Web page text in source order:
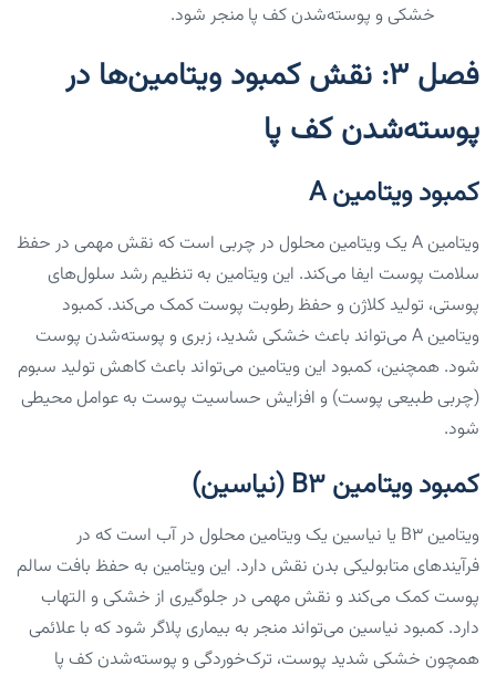
خشکی و پوسته‌شدن کف پا منجر شود.
فصل ۳: نقش کمبود ویتامین‌ها در
پوسته‌شدن کف پا
کمبود ویتامین A
ویتامین A یک ویتامین محلول در چربی است که نقش مهمی در حفظ
سلامت پوست ایفا می‌کند. این ویتامین به تنظیم رشد سلول‌های
پوستی، تولید کلاژن و حفظ رطوبت پوست کمک می‌کند. کمبود
ویتامین A می‌تواند باعث خشکی شدید، زبری و پوسته‌شدن پوست
شود. همچنین، کمبود این ویتامین می‌تواند باعث کاهش تولید سبوم
(چربی طبیعی پوست) و افزایش حساسیت پوست به عوامل محیطی
شود.
کمبود ویتامین B3 (نیاسین)
ویتامین B3 یا نیاسین یک ویتامین محلول در آب است که در
فرآیندهای متابولیکی بدن نقش دارد. این ویتامین به حفظ بافت سالم
پوست کمک می‌کند و نقش مهمی در جلوگیری از خشکی و التهاب
دارد. کمبود نیاسین می‌تواند منجر به بیماری پلاگر شود که با علائمی
همچون خشکی شدید پوست، ترک‌خوردگی و پوسته‌شدن کف پا